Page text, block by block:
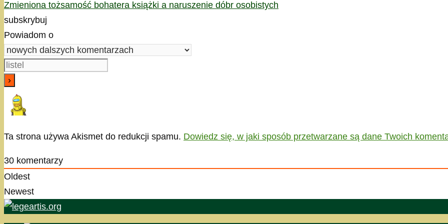
Zmieniona tożsamość bohatera książki a naruszenie dóbr osobistych
subskrybuj
Powiadom o
Ta strona używa Akismet do redukcji spamu. Dowiedz się, w jaki sposób przetwarzane są dane Twoich
30 komentarzy
Oldest
Newest